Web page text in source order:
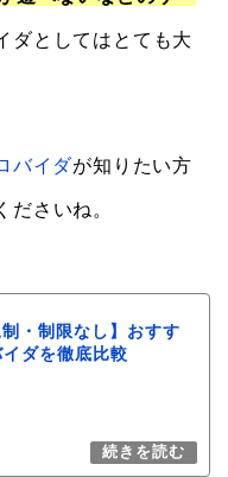
ダとしてはとても大
バイダが知りたい方
ださいね。
制・制限なし】おすす
ダを徹底比較